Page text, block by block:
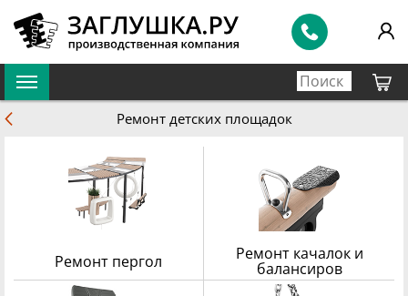
Ремонт детских площадок
Ремонт пергол
в наличии 139 551 шт.
Ремонт качалок и
балансиров
в наличии 20 743 шт.